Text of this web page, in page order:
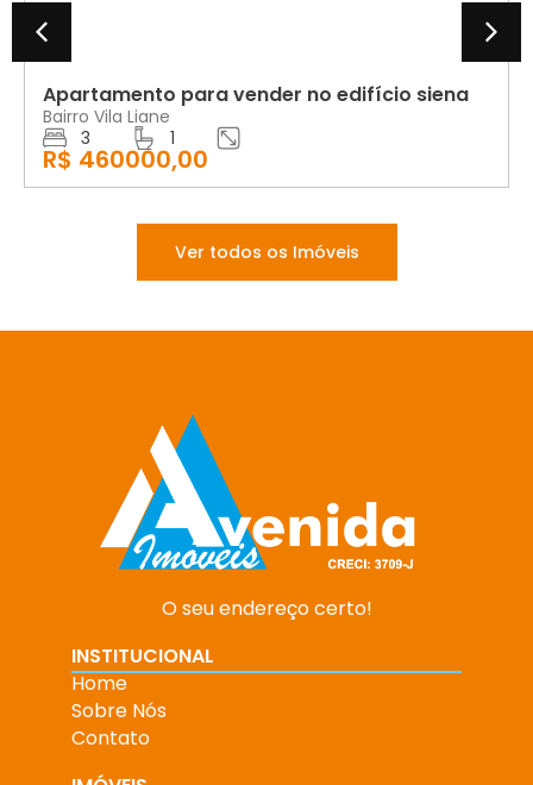
Apartamento para vender no edifício siena
Bairro Vila Liane
3
1
R$ 460000,00
Ver todos os Imóveis
O seu endereço certo!
INSTITUCIONAL
Home
Sobre Nós
Contato